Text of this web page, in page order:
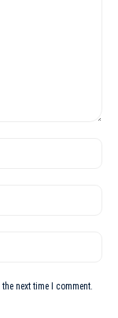
next time I comment.